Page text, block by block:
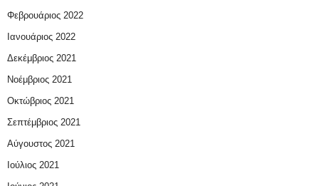
Φεβρουάριος 2022
Ιανουάριος 2022
Δεκέμβριος 2021
Νοέμβριος 2021
Οκτώβριος 2021
Σεπτέμβριος 2021
Αύγουστος 2021
Ιούλιος 2021